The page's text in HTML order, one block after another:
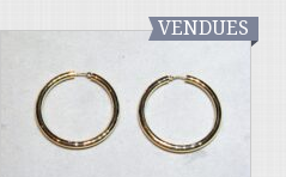
VENDUES